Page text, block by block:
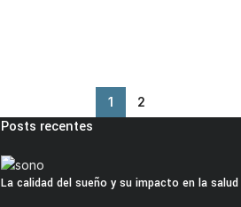
1 2
Posts recentes
La calidad del sueño y su impacto en la salud